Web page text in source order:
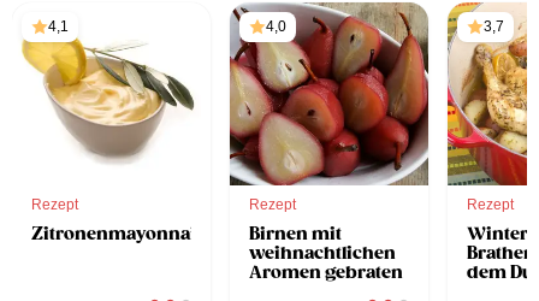
4,1
Rezept
Zitronenmayonnaise
4,0
Rezept
Birnen mit
weihnachtlichen
Aromen gebraten
3,7
Rezept
dem